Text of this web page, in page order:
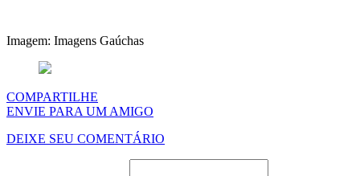
Imagem: Imagens Gaúchas
COMPARTILHE
ENVIE PARA UM AMIGO
DEIXE SEU COMENTÁRIO